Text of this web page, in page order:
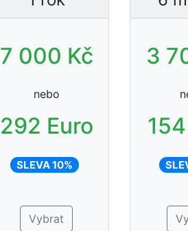
7 000 Kč
nebo
292 Euro
SLEVA 10%
Vybrat
3